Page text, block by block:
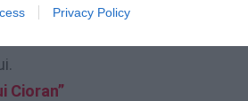
Privacy Policy
. Kevin este
bancar
Cioran”